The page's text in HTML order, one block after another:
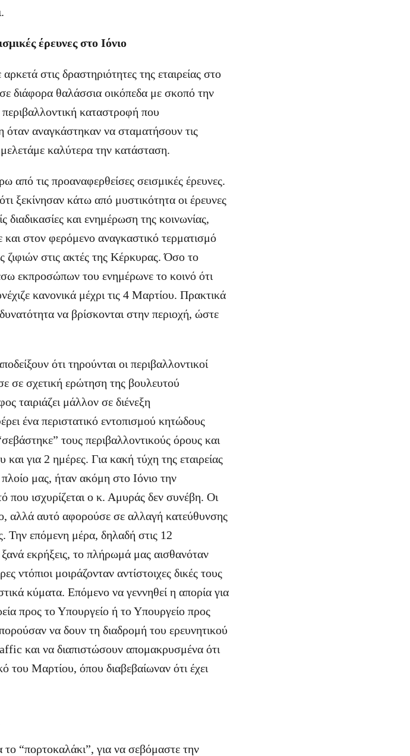
έρευνες στο Ιόνιο
στις δραστηριότητες της εταιρείας στο
διάφορα θαλάσσια οικόπεδα με σκοπό την
καταστροφή που
όταν αναγκάστηκαν να σταματήσουν τις
καλύτερα την κατάσταση.
από τις προαναφερθείσες σεισμικές έρευνες.
ξεκίνησαν κάτω από μυστικότητα οι έρευνες
διαδικασίες και ενημέρωση της κοινωνίας,
στον φερόμενο αναγκαστικό τερματισμό
στις ακτές της Κέρκυρας. Όσο το
εκπροσώπων του ενημέρωνε το κοινό ότι
κανονικά μέχρι τις 4 Μαρτίου. Πρακτικά
να βρίσκονται στην περιοχή, ώστε
ότι τηρούνται οι περιβαλλοντικοί
σε σχετική ερώτηση της βουλευτού
ταιριάζει μάλλον σε διένεξη
ένα περιστατικό εντοπισμού κητώδους
τους περιβαλλοντικούς όρους και
για 2 ημέρες. Για κακή τύχη της εταιρείας
μας, ήταν ακόμη στο Ιόνιο την
που ισχυρίζεται ο κ. Αμυράς δεν συνέβη. Οι
αλλά αυτό αφορούσε σε αλλαγή κατεύθυνσης
Την επόμενη μέρα, δηλαδή στις 12
εκρήξεις, το πλήρωμά μας αισθανόταν
ντόπιοι μοιράζονταν αντίστοιχες δικές τους
κύματα. Επόμενο να γεννηθεί η απορία για
προς το Υπουργείο ή το Υπουργείο προς
να δουν τη διαδρομή του ερευνητικού
και να διαπιστώσουν απομακρυσμένα ότι
του Μαρτίου, όπου διαβεβαίωναν ότι έχει
“πορτοκαλάκι”, για να σεβόμαστε την